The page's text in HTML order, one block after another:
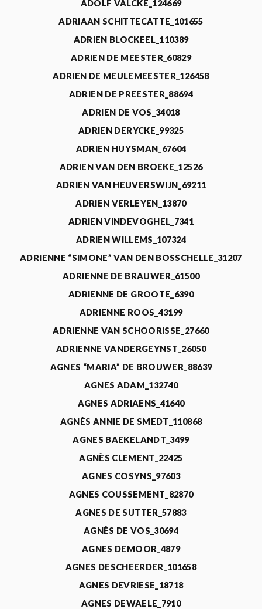
ADOLF VALCKE_124669
ADRIAAN SCHITTECATTE_101655
ADRIEN BLOCKEEL_110389
ADRIEN DE MEESTER_60829
ADRIEN DE MEULEMEESTER_126458
ADRIEN DE PREESTER_88694
ADRIEN DE VOS_34018
ADRIEN DERYCKE_99325
ADRIEN HUYSMAN_67604
ADRIEN VAN DEN BROEKE_12526
ADRIEN VAN HEUVERSWIJN_69211
ADRIEN VERLEYEN_13870
ADRIEN VINDEVOGHEL_7341
ADRIEN WILLEMS_107324
ADRIENNE “SIMONE” VAN DEN BOSSCHELLE_31207
ADRIENNE DE BRAUWER_61500
ADRIENNE DE GROOTE_6390
ADRIENNE ROOS_43199
ADRIENNE VAN SCHOORISSE_27660
ADRIENNE VANDERGEYNST_26050
AGNES “MARIA” DE BROUWER_88639
AGNES ADAM_132740
AGNES ADRIAENS_41640
AGNÈS ANNIE DE SMEDT_110868
AGNES BAEKELANDT_3499
AGNÈS CLEMENT_22425
AGNES COSYNS_97603
AGNES COUSSEMENT_82870
AGNES DE SUTTER_57883
AGNÈS DE VOS_30694
AGNES DEMOOR_4879
AGNES DESCHEERDER_101658
AGNES DEVRIESE_18718
AGNES DEWAELE_7910